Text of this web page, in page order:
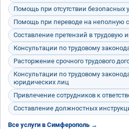
Помощь при отсутствии безопасных
Помощь при переводе на неполную
Составление претензий в трудовую
Консультации по трудовому
Расторжение срочного трудового
Консультации по трудовому
юридических лиц
Привлечение сотрудников к
Составление должностных
Все услуги в Симферополь →